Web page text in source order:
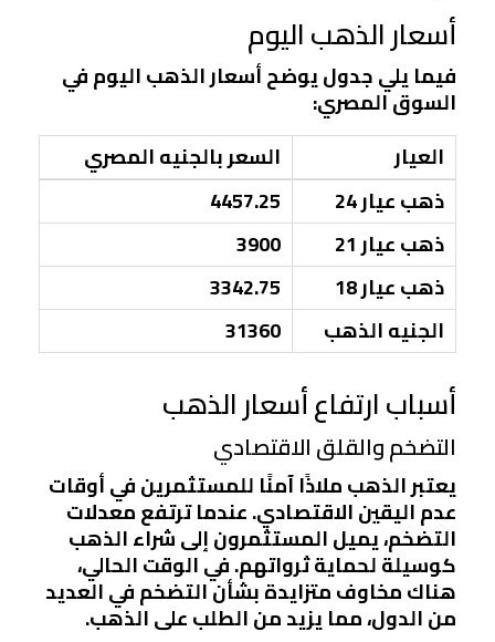
أسعار الذهب اليوم
فيما يلي جدول يوضح أسعار الذهب اليوم في
السوق المصري:
العيار
السعر بالجنيه المصري
ذهب عيار 24
4457.25
ذهب عيار 21
3900
ذهب عيار 18
3342.75
الجنيه الذهب
31360
أسباب ارتفاع أسعار الذهب
التضخم والقلق الاقتصادي
يعتبر الذهب ملاذًا آمنًا للمستثمرين في أوقات
عدم اليقين الاقتصادي. عندما ترتفع معدلات
التضخم، يميل المستثمرون إلى شراء الذهب
كوسيلة لحماية ثرواتهم. في الوقت الحالي،
هناك مخاوف متزايدة بشأن التضخم في العديد
من الدول، مما يزيد من الطلب على الذهب.